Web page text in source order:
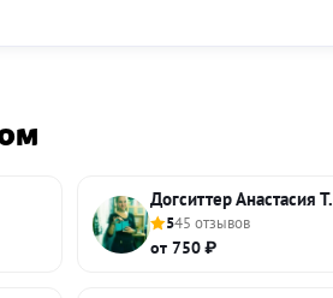
Догситтер Анастасия Т.
545 отзывов
от 750 ₽